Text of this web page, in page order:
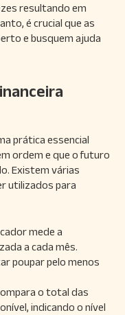
resultando em
é crucial que as
e busquem ajuda
prática essencial
ordem e que o futuro
Existem várias
utilizados para
mede a
a cada mês.
poupar pelo menos
o total das
indicando o nível